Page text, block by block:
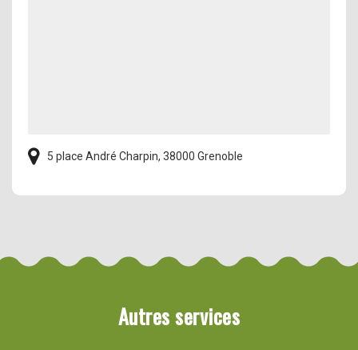
5 place André Charpin, 38000 Grenoble
Autres services